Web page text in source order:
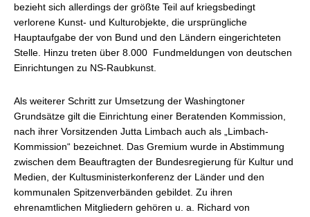
bezieht sich allerdings der größte Teil auf kriegsbedingt
verlorene Kunst- und Kulturobjekte, die ursprüngliche
Hauptaufgabe der von Bund und den Ländern eingerichteten
Stelle. Hinzu treten über 8.000 Fundmeldungen von deutschen
Einrichtungen zu NS-Raubkunst.
Als weiterer Schritt zur Umsetzung der Washingtoner
Grundsätze gilt die Einrichtung einer Beratenden Kommission,
nach ihrer Vorsitzenden Jutta Limbach auch als „Limbach-
Kommission“ bezeichnet. Das Gremium wurde in Abstimmung
zwischen dem Beauftragten der Bundesregierung für Kultur und
Medien, der Kultusministerkonferenz der Länder und den
kommunalen Spitzenverbänden gebildet. Zu ihren
ehrenamtlichen Mitgliedern gehören u. a. Richard von